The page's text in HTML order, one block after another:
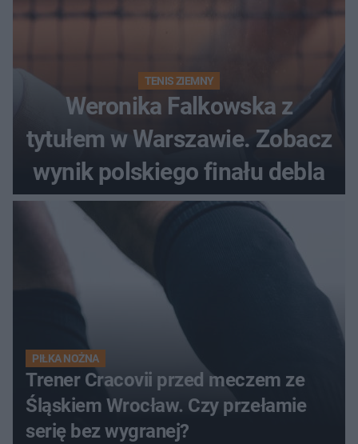
TENIS ZIEMNY
Weronika Falkowska z
tytułem w Warszawie. Zobacz
wynik polskiego finału debla
PIŁKA NOŻNA
Trener Cracovii przed meczem ze
Śląskiem Wrocław. Czy przełamie
serię bez wygranej?